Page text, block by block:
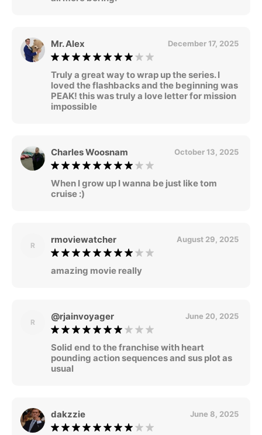
Mr. Alex December 17, 2025
Truly a great way to wrap up the series. I
loved the flashbacks and the beginning was
PEAK! this was truly a love letter for mission
impossible
Charles Woosnam October 13, 2025
When I grow up I wanna be just like tom
cruise :)
R
rmoviewatcher August 29, 2025
amazing movie really
R
@rjainvoyager June 20, 2025
Solid end to the franchise with heart
pounding action sequences and sus plot as
usual
dakzzie June 8, 2025